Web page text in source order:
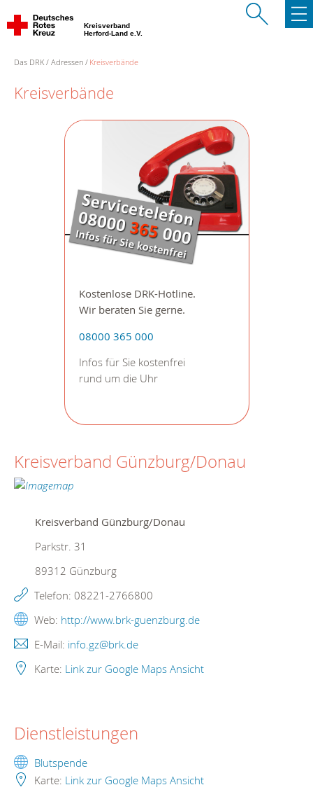
Kreisverband
Herford-Land e.V.
Das DRK Adressen Kreisverbände
Kreisverbände
Kostenlose DRK-Hotline.
Wir beraten Sie gerne.
08000 365 000
Infos für Sie kostenfrei
rund um die Uhr
Kreisverband Günzburg/Donau
Kreisverband Günzburg/Donau
Parkstr. 31
89312 Günzburg
Telefon: 08221-2766800
Web: http://www.brk-guenzburg.de
E-Mail: info.gz@brk.de
Karte: Link zur Google Maps Ansicht
Dienstleistungen
Blutspende
Karte: Link zur Google Maps Ansicht